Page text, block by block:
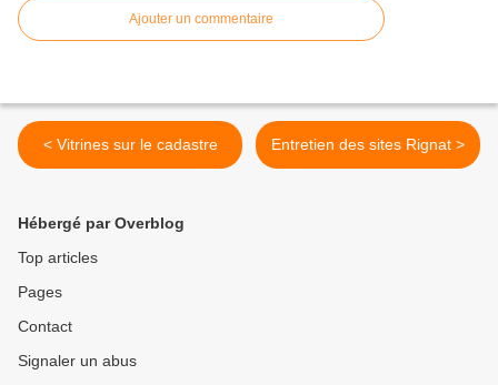
Ajouter un commentaire
< Vitrines sur le cadastre Entretien des sites Rignat >
Hébergé par Overblog
Top articles
Pages
Contact
Signaler un abus